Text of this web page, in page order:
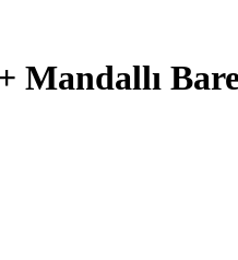
Mandallı